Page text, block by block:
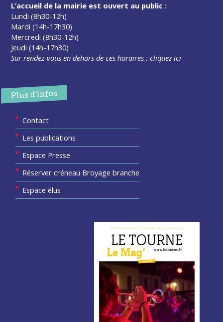
L’accueil de la mairie est ouvert au public :
Lundi (8h30-12h)
Mardi (14h-17h30)
Mercredi (8h30-12h)
Jeudi (14h-17h30)
Sur rendez-vous en dehors de ces horaires :cliquez ici
Plus d’infos
Contact
Les publications
Espace Presse
Réserver créneau Broyage branche
Espace élus